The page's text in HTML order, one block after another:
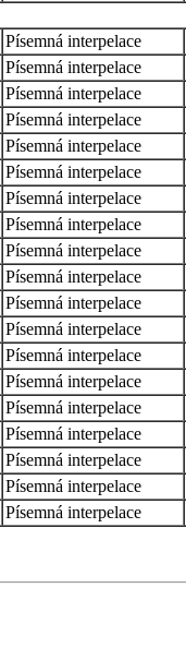
Písemná interpelace
Písemná interpelace
Písemná interpelace
Písemná interpelace
Písemná interpelace
Písemná interpelace
Písemná interpelace
Písemná interpelace
Písemná interpelace
Písemná interpelace
Písemná interpelace
Písemná interpelace
Písemná interpelace
Písemná interpelace
Písemná interpelace
Písemná interpelace
Písemná interpelace
Písemná interpelace
Písemná interpelace